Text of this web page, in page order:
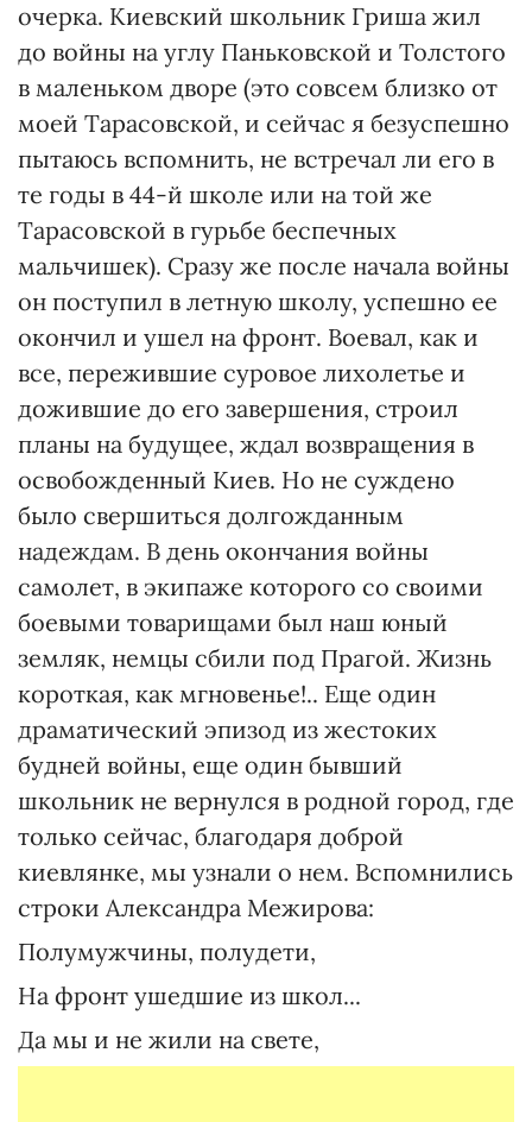
очерка. Киев­ский школьник Гриша жил
до войны на углу Пань­ковской и Толстого
в маленьком дворе (это совсем близко от
моей Тарасовской, и сейчас я безуспешно
пытаюсь вспомнить, не встречал ли его в
те годы в 44-й шко­ле или на той же
Тарасовской в гурьбе беспечных
мальчишек). Сразу же после начала войны
он поступил в летную школу, успешно ее
окончил и ушел на фронт. Воевал, как и
все, пережив­шие суровое лихолетье и
дожившие до его завершения, строил
планы на будущее, ждал возвращения в
освобожденный Киев. Но не суждено
было свершиться дол­гожданным
надеждам. В день окончания войны
самолет, в экипаже которого со своими
боевыми товарищами был наш юный
земляк, немцы сбили под Прагой. Жизнь
короткая, как мгновенье!.. Еще один
драматический эпизод из жестоких
будней войны, еще один бывший
школьник не вернулся в родной город, где
только сейчас, благодаря доброй
киевлянке, мы узнали о нем. Вспомнились
строки Александра Межирова:
Полумужчины, полудети,
На фронт ушедшие из школ...
Да мы и не жили на свете,